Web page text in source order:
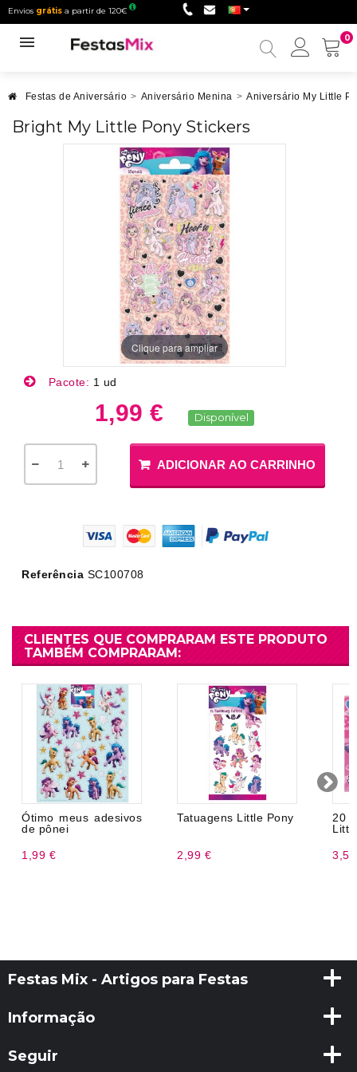
Envios grátis a partir de 120€
0
Minha
Festas de Aniversário > Aniversário Menina > Aniversário My Little
Bright My Little Pony Stickers
Clique para ampliar
Pacote: 1 ud
1,99 € Disponível
ADICIONAR AO CARRINHO
Referência SC100708
CLIENTES QUE COMPRARAM ESTE PRODUTO
TAMBÉM COMPRARAM:
Ótimo meus adesivos
de pônei
1,99 €
Tatuagens Little Pony
2,99 €
20
Festas Mix - Artigos para Festas
Informação
Seguir